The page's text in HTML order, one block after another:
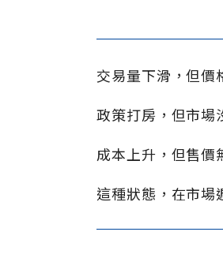
交易量下滑，但價
政策打房，但市場
成本上升，但售價
這種狀態，在市